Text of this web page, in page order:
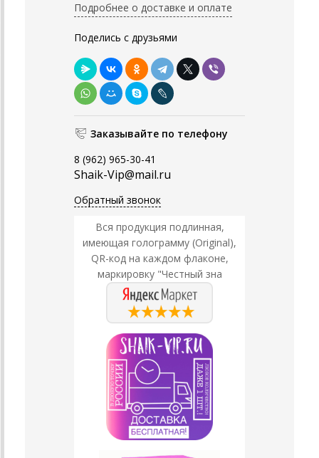
Подробнее о доставке и оплате
Поделись с друзьями
Заказывайте по телефону
8 (962) 965-30-41
Shaik-Vip@mail.ru
Обратный звонок
Вся продукция подлинная,
имеющая голограмму (Original),
QR-код на каждом флаконе,
маркировку "Честный зна